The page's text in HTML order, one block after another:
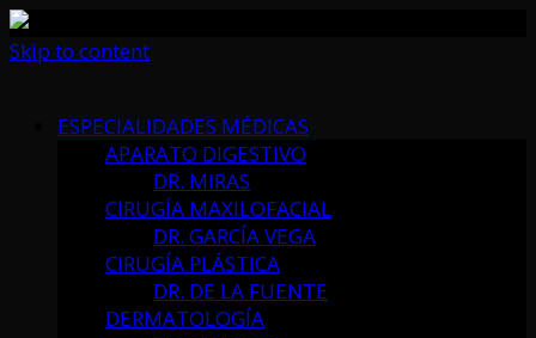
Skip to content
ESPECIALIDADES MÉDICAS
APARATO DIGESTIVO
DR. MIRAS
CIRUGÍA MAXILOFACIAL
DR. GARCÍA VEGA
CIRUGÍA PLÁSTICA
DR. DE LA FUENTE
DERMATOLOGÍA